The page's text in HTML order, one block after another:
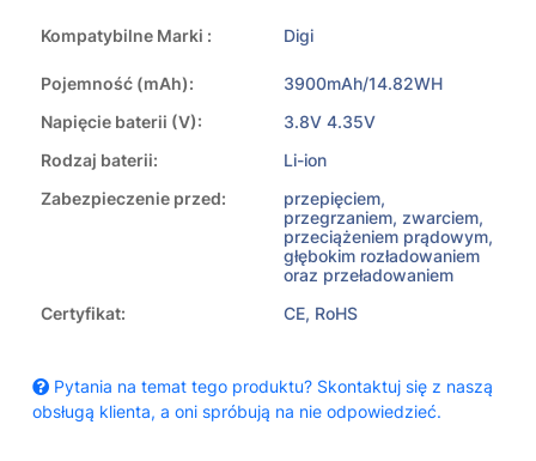
Kompatybilne Marki : Digi
Pojemność (mAh):
3900mAh/14.82WH
Napięcie baterii (V):
3.8V 4.35V
Rodzaj baterii:
Li-ion
Zabezpieczenie przed:
przepięciem,
przegrzaniem, zwarciem,
przeciążeniem prądowym,
głębokim rozładowaniem
oraz przeładowaniem
Certyfikat:
CE, RoHS
Pytania na temat tego produktu? Skontaktuj się z naszą
obsługą klienta, a oni spróbują na nie odpowiedzieć.